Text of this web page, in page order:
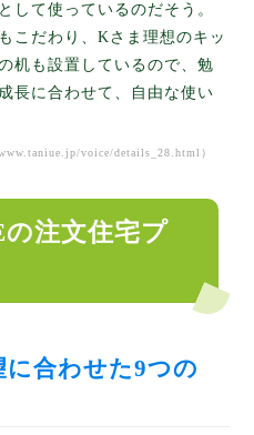
して使っているのだそう。
こだわり、Kさま理想のキッ
机も設置しているので、勉
長に合わせて、自由な使い
voice/details_28.html ）
注文住宅プ
合わせた9つの